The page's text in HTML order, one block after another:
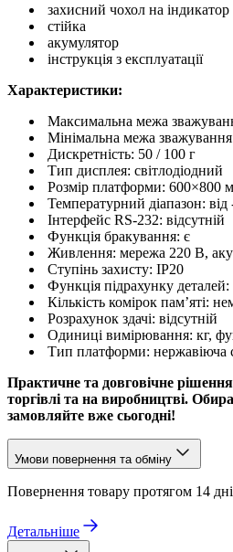
захисний чохол на індикатор
стійка
акумулятор
інструкція з експлуатації
Характеристики:
Максимальна межа
Мінімальна межа
Дискретність: 50 / 100 г
Тип дисплея: світлодіодний
Розмір платформи: 600×800
Температурний діапазон: від
Інтерфейс RS-232: відсутній
Функція бракування: є
Живлення: мережа 220 В,
Ступінь захисту: IP20
Функція підрахунку деталей:
Кількість комірок пам’яті:
Розрахунок здачі: відсутній
Одиниці вимірювання: кг,
Тип платформи: нержавіюча
Практичне та довговічне
торгівлі та на виробництві.
замовляйте вже сьогодні!
Умови повернення та обміну
Повернення товару протягом 14
Детальніше